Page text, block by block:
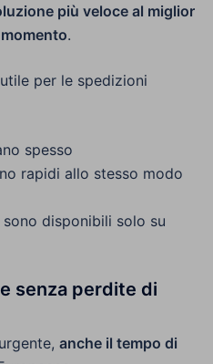
più veloce al miglior
.
per le spedizioni
spesso
rapidi allo stesso modo
disponibili solo su
senza perdite di
anche il tempo di